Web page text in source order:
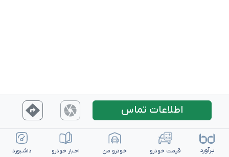
اطلاعات تماس
بـرآورد قیمت خـودرو خـودرو من اخـبار خـودرو داشـبورد